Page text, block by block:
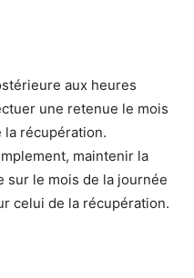
aux heures
une retenue le mois
la récupération.
maintenir la
sur le mois de la journée
celui de la récupération.